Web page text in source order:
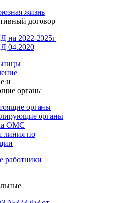
жизнь
договор
на 2022-2025г
04.2020
и
органы
органы
органы
ОМС
линия по
работники